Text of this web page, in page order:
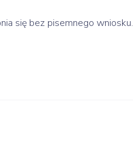
się bez pisemnego wniosku.